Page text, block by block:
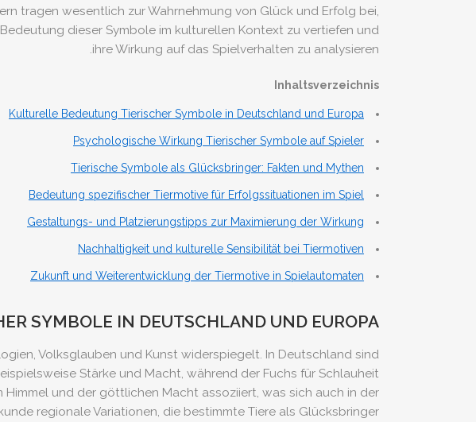
tragen wesentlich zur Wahrnehmung von Glück und Erfolg bei,
dieser Symbole im kulturellen Kontext zu vertiefen und
ihre Wirkung auf das Spielverhalten zu analysieren.
Inhaltsverzeichnis
Kulturelle Bedeutung Tierischer Symbole in Deutschland und Europa
Psychologische Wirkung Tierischer Symbole auf Spieler
Tierische Symbole als Glücksbringer: Fakten und Mythen
Bedeutung spezifischer Tiermotive für Erfolgssituationen im Spiel
Gestaltungs- und Platzierungstipps zur Maximierung der Wirkung
Nachhaltigkeit und kulturelle Sensibilität bei Tiermotiven
Zukunft und Weiterentwicklung der Tiermotive in Spielautomaten
SYMBOLE IN DEUTSCHLAND UND EUROPA
Volksglauben und Kunst widerspiegelt. In Deutschland sind
Stärke und Macht, während der Fuchs für Schlauheit
und der göttlichen Macht assoziiert, was sich auch in der
regionale Variationen, die bestimmte Tiere als Glücksbringer